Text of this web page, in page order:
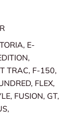
E-
TRAC, F-150,
FLEX,
FUSION, GT,